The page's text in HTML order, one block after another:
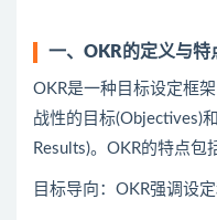
一、OKR的定义与特
OKR是一种目标设定框
战性的目标(Objectives)
Results)。OKR的特点包
目标导向：OKR强调设